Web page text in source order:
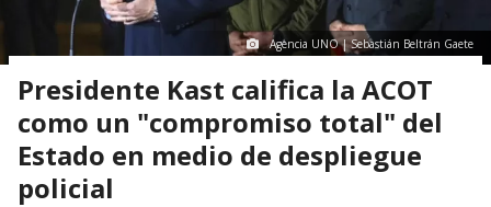
Agencia UNO | Sebastián Beltrán Gaete
Presidente Kast califica la ACOT
como un "compromiso total" del
Estado en medio de despliegue
policial